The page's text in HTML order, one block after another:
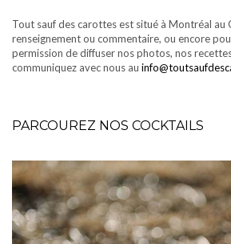
Tout sauf des carottes est situé à Montréal au
renseignement ou commentaire, ou encore
permission de diffuser nos photos, nos
communiquez avec nous au
PARCOUREZ NOS COCKTAILS